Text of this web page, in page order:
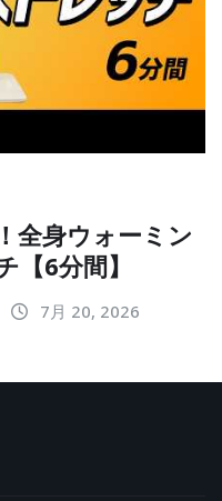
全身ウォーミン
【6分間】
7月 20, 2026